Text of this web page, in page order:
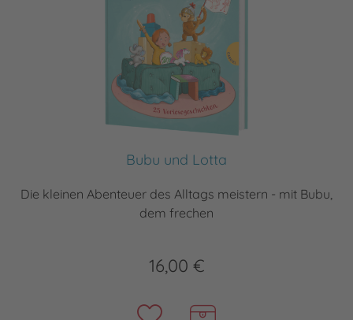
Bubu und Lotta
Die kleinen Abenteuer des Alltags meistern - mit Bubu,
dem frechen
16,00 €